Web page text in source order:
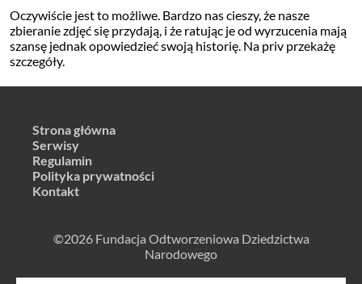
Oczywiście jest to możliwe. Bardzo nas cieszy, że nasze
zbieranie zdjęć się przydają, i że ratując je od wyrzucenia mają
szansę jednak opowiedzieć swoją historię. Na priv przekażę
szczegóły.
Strona główna
Serwisy
Regulamin
Polityka prywatności
Kontakt
©2026 Fundacja Odtworzeniowa Dziedzictwa
Narodowego